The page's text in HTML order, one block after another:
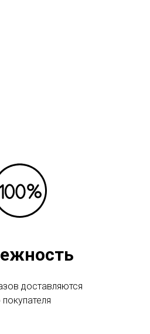
доставляются